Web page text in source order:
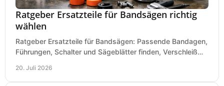
Ratgeber Ersatzteile für Bandsägen richtig
wählen
Ratgeber Ersatzteile für Bandsägen: Passende Bandagen,
Führungen, Schalter und Sägeblätter finden, Verschleiß
20. Juli 2026